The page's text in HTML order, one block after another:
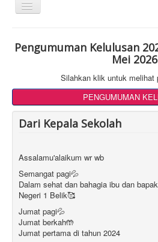
Toggle
Navigation
Pengumuman Kelulusan
Mei 2026
Silahkan klik untuk melihat
PENGUMUMAN
Dari Kepala Sekolah
Assalamu'alaikum wr wb
Semangat pagi💦
Dalam sehat dan bahagia ibu dan
Negeri 1 Belik🥰
Jumat pagi💦
Jumat berkah🤲
Jumat pertama di tahun 2024